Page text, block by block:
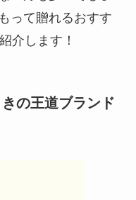
って贈れるおすす
介します！
の王道ブランド